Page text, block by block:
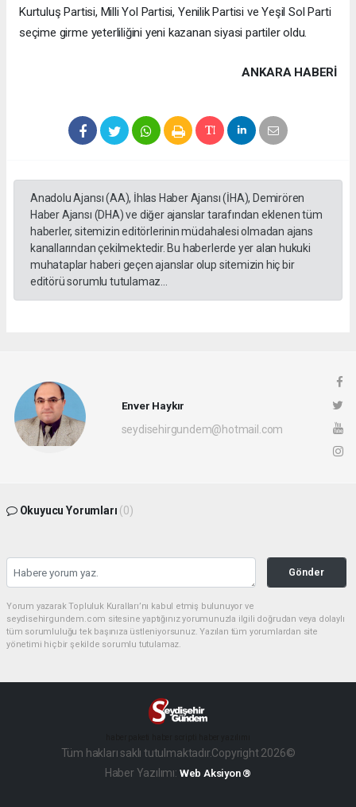
Kurtuluş Partisi, Milli Yol Partisi, Yenilik Partisi ve Yeşil Sol Parti
seçime girme yeterliliğini yeni kazanan siyasi partiler oldu.
ANKARA HABERİ
Anadolu Ajansı (AA), İhlas Haber Ajansı (İHA), Demirören
Haber Ajansı (DHA) ve diğer ajanslar tarafından eklenen tüm
haberler, sitemizin editörlerinin müdahalesi olmadan ajans
kanallarından çekilmektedir. Bu haberlerde yer alan hukuki
muhataplar haberi geçen ajanslar olup sitemizin hiç bir
editörü sorumlu tutulamaz...
Enver Haykır
seydisehirgundem@hotmail.com
Okuyucu Yorumları (0)
Gönder
Yorum yazarak Topluluk Kuralları’nı kabul etmiş bulunuyor ve
seydisehirgundem.com sitesine yaptığınız yorumunuzla ilgili doğrudan veya dolaylı
tüm sorumluluğu tek başınıza üstleniyorsunuz. Yazılan tüm yorumlardan site
yönetimi hiçbir şekilde sorumlu tutulamaz.
Tüm hakları saklı tutulmaktadır.Copyright 2026©
Haber Yazılımı: Web Aksiyon ®